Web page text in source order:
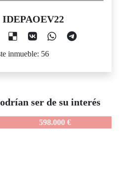
inmueble: 56
ser de su interés